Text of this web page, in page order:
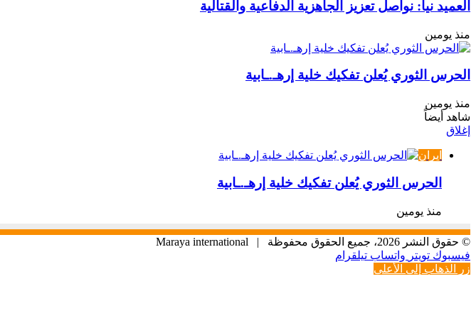
العميد نيا: نواصل تعزيز الجاهزية الدفاعية والقتالية
منذ يومين
الحرس الثوري يُعلن تفكيك خلية إرهـ.ـابية
منذ يومين
شاهد أيضاً
إغلاق
ايران
الحرس الثوري يُعلن تفكيك خلية إرهـ.ـابية
منذ يومين
© حقوق النشر 2026، جميع الحقوق محفوظة |
Maraya international
فيسبوك تويتر واتساب تيلقرام
زر الذهاب إلى الأعلى